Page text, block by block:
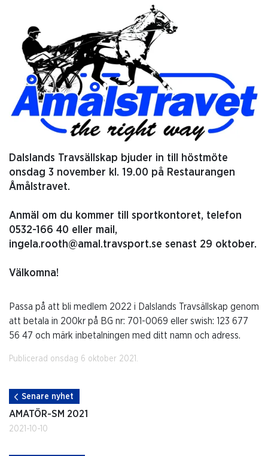
Dalslands Travsällskap bjuder in till höstmöte
onsdag 3 november kl. 19.00 på Restaurangen
Åmålstravet.
Anmäl om du kommer till sportkontoret, telefon
0532-166 40 eller mail,
ingela.rooth@amal.travsport.se senast 29 oktober.
Välkomna!
Passa på att bli medlem 2022 i Dalslands Travsällskap genom
att betala in 200kr på BG nr: 701-0069 eller swish: 123 677
56 47 och märk inbetalningen med ditt namn och adress.
Publicerad onsdag 6 oktober 2021.
Senare nyhet
AMATÖR-SM 2021
2021-10-10